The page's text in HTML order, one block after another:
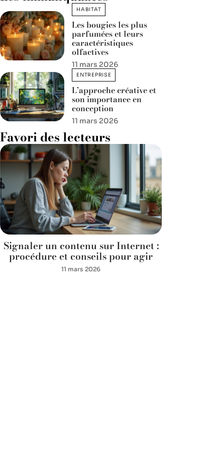
HABITAT
Les bougies les plus
parfumées et leurs
caractéristiques
olfactives
11 mars 2026
ENTREPRISE
L’approche créative et
son importance en
conception
11 mars 2026
Favori des lecteurs
Signaler un contenu sur Internet :
procédure et conseils pour agir
11 mars 2026